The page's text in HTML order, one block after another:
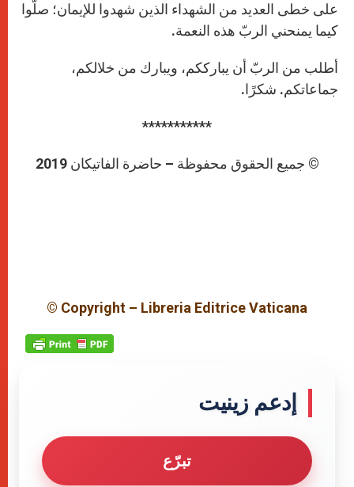
على خطى العديد من الشهداء الذين شهدوا للإيمان؛ صلّوا
كيما يمنحني الربّ هذه النعمة.
أطلب من الربّ أن يبارككم، ويبارك من خلالكم،
جماعاتكم. شكرًا.
***********
© جميع الحقوق محفوظة – حاضرة الفاتيكان 2019
© Copyright – Libreria Editrice Vaticana
إدعم زينيت
تبرّع